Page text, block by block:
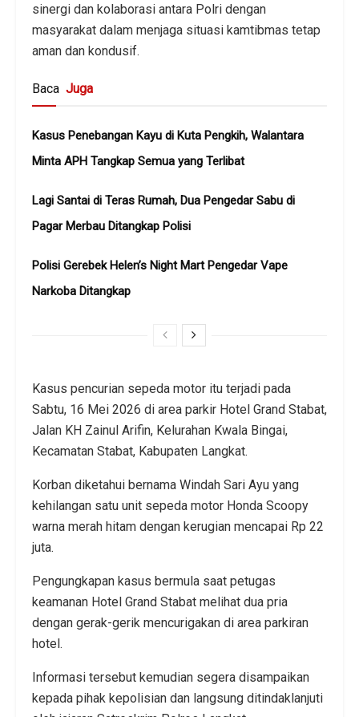
sinergi dan kolaborasi antara Polri dengan
masyarakat dalam menjaga situasi kamtibmas tetap
aman dan kondusif.
Baca Juga
Kasus Penebangan Kayu di Kuta Pengkih, Walantara
Minta APH Tangkap Semua yang Terlibat
Lagi Santai di Teras Rumah, Dua Pengedar Sabu di
Pagar Merbau Ditangkap Polisi
Polisi Gerebek Helen’s Night Mart Pengedar Vape
Narkoba Ditangkap
Kasus pencurian sepeda motor itu terjadi pada
Sabtu, 16 Mei 2026 di area parkir Hotel Grand Stabat,
Jalan KH Zainul Arifin, Kelurahan Kwala Bingai,
Kecamatan Stabat, Kabupaten Langkat.
Korban diketahui bernama Windah Sari Ayu yang
kehilangan satu unit sepeda motor Honda Scoopy
warna merah hitam dengan kerugian mencapai Rp 22
juta.
Pengungkapan kasus bermula saat petugas
keamanan Hotel Grand Stabat melihat dua pria
dengan gerak-gerik mencurigakan di area parkiran
hotel.
Informasi tersebut kemudian segera disampaikan
kepada pihak kepolisian dan langsung ditindaklanjuti